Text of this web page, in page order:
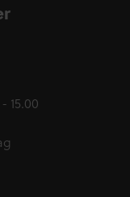
15.00